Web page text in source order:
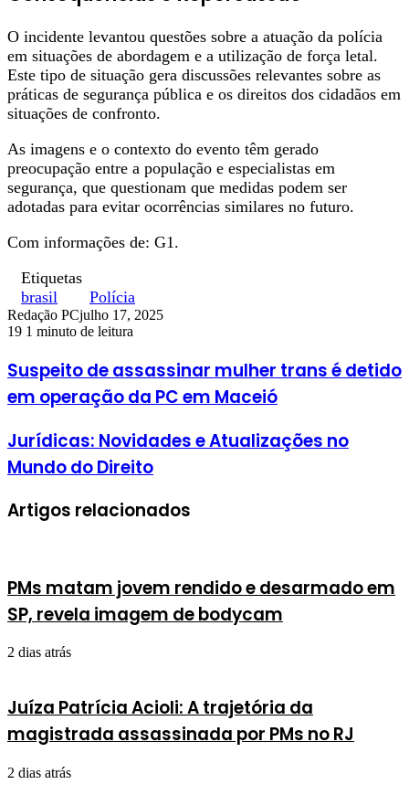
O incidente levantou questões sobre a atuação da polícia
em situações de abordagem e a utilização de força letal.
Este tipo de situação gera discussões relevantes sobre as
práticas de segurança pública e os direitos dos cidadãos em
situações de confronto.
As imagens e o contexto do evento têm gerado
preocupação entre a população e especialistas em
segurança, que questionam que medidas podem ser
adotadas para evitar ocorrências similares no futuro.
Com informações de: G1.
Etiquetas
brasil
Polícia
Redação PCjulho 17, 2025
19 1 minuto de leitura
Suspeito de assassinar mulher trans é detido
em operação da PC em Maceió
Jurídicas: Novidades e Atualizações no
Mundo do Direito
Artigos relacionados
PMs matam jovem rendido e desarmado em
SP, revela imagem de bodycam
2 dias atrás
Juíza Patrícia Acioli: A trajetória da
magistrada assassinada por PMs no RJ
2 dias atrás